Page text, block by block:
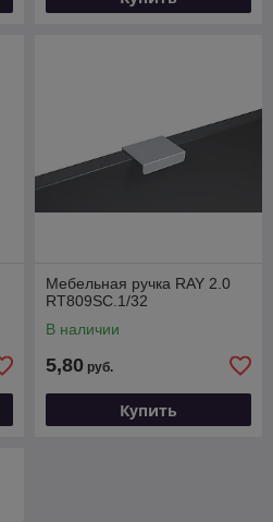
Мебельная ручка RAY 2.0
RT809SC.1/32
В наличии
5,80 руб.
Купить